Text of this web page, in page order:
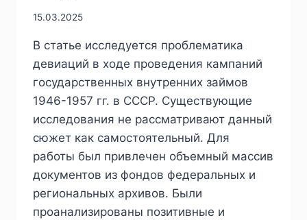
15.03.2025
В статье исследуется проблематика
девиаций в ходе проведения кампаний
государственных внутренних займов
1946-1957 гг. в СССР. Существующие
исследования не рассматривают данный
сюжет как самостоятельный. Для
работы был привлечен объемный массив
документов из фондов федеральных и
региональных архивов. Были
проанализированы позитивные и